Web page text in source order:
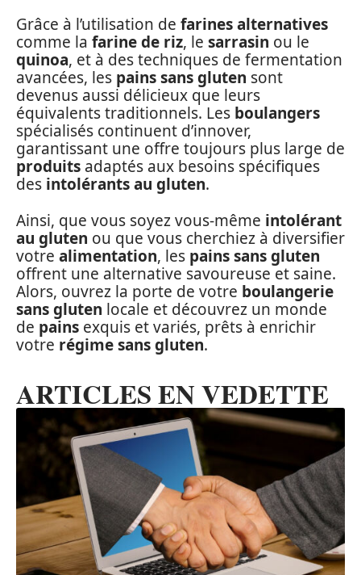
Grâce à l’utilisation de farines alternatives
comme la farine de riz, le sarrasin ou le
quinoa, et à des techniques de fermentation
avancées, les pains sans gluten sont
devenus aussi délicieux que leurs
équivalents traditionnels. Les boulangers
spécialisés continuent d’innover,
garantissant une offre toujours plus large de
produits adaptés aux besoins spécifiques
des intolérants au gluten.
Ainsi, que vous soyez vous-même intolérant
au gluten ou que vous cherchiez à diversifier
votre alimentation, les pains sans gluten
offrent une alternative savoureuse et saine.
Alors, ouvrez la porte de votre boulangerie
sans gluten locale et découvrez un monde
de pains exquis et variés, prêts à enrichir
votre régime sans gluten.
ARTICLES EN VEDETTE